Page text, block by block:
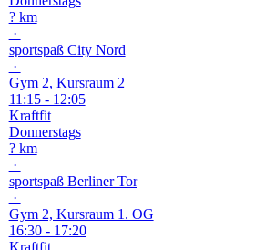
? km
·
sportspaß City Nord
·
Gym 2, Kursraum 2
11:15 - 12:05
Kraftfit
Donnerstags
? km
·
sportspaß Berliner Tor
·
Gym 2, Kursraum 1. OG
16:30 - 17:20